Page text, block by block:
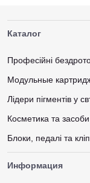
Каталог
Професійні
Модульные
Лідери пігментів у
Косметика та
Блоки, педалі та
Информация